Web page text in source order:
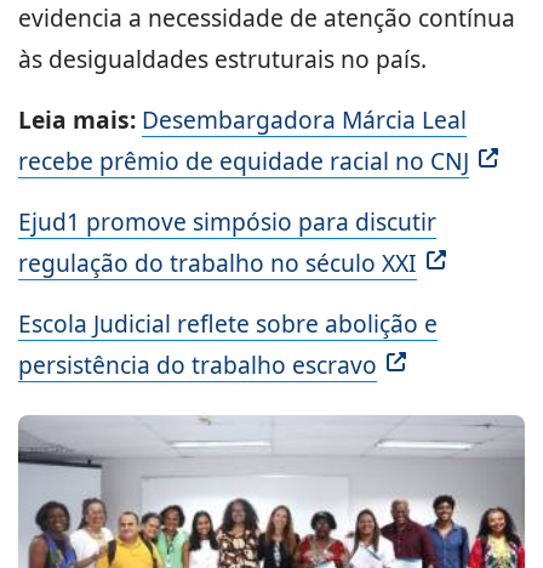
evidencia a necessidade de atenção contínua
às desigualdades estruturais no país.
Leia mais: Desembargadora Márcia Leal
recebe prêmio de equidade racial no CNJ
Ejud1 promove simpósio para discutir
regulação do trabalho no século XXI
Escola Judicial reflete sobre abolição e
persistência do trabalho escravo